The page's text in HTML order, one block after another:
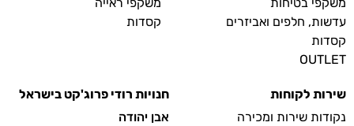
משקפי בטיחות
עדשות, חלפים ואביזרים
קסדות
OUTLET
משקפי ראייה
קסדות
שירות לקוחות
נקודות שירות ומכירה
חנויות רודי פרוג'קט בישראל
אבן יהודה